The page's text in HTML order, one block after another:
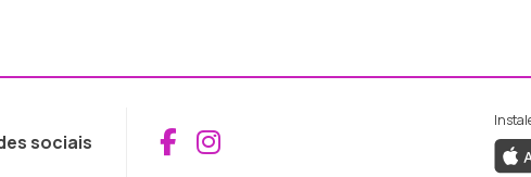
sociais Aceder ao Facebook da
Aceder ao Instagram da